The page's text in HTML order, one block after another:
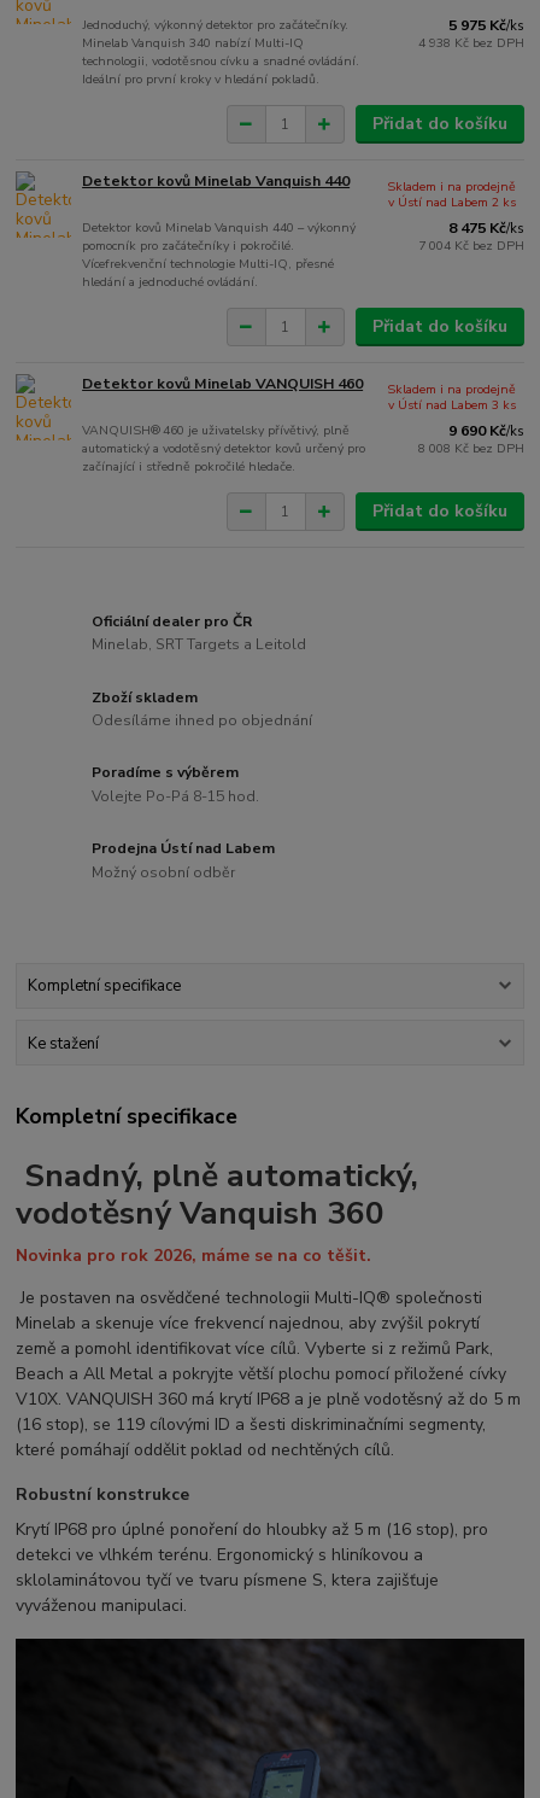
Jednoduchý, výkonný detektor pro začátečníky.
Minelab Vanquish 340 nabízí Multi-IQ
technologii, vodotěsnou cívku a snadné ovládání.
Ideální pro první kroky v hledání pokladů.
5 975 Kč/ks
4 938 Kč bez DPH
Přidat do košíku
Detektor kovů Minelab Vanquish 440
Detektor kovů Minelab Vanquish 440 – výkonný
pomocník pro začátečníky i pokročilé.
Vícefrekvenční technologie Multi-IQ, přesné
hledání a jednoduché ovládání.
8 475 Kč/ks
7 004 Kč bez DPH
Skladem i na prodejně
v Ústí nad Labem 2 ks
Přidat do košíku
Detektor kovů Minelab VANQUISH 460
VANQUISH® 460 je uživatelsky přívětivý, plně
automatický a vodotěsný detektor kovů určený pro
začínající i středně pokročilé hledače.
9 690 Kč/ks
8 008 Kč bez DPH
Skladem i na prodejně
v Ústí nad Labem 3 ks
Přidat do košíku
Oficiální dealer pro ČR
Minelab, SRT Targets a Leitold
Zboží skladem
Odesíláme ihned po objednání
Poradíme s výběrem
Volejte Po-Pá 8-15 hod.
Prodejna Ústí nad Labem
Možný osobní odběr
Kompletní specifikace
Ke stažení
Kompletní specifikace
Snadný, plně automatický,
vodotěsný Vanquish 360
Novinka pro rok 2026, máme se na co těšit.
Je postaven na osvědčené technologii Multi-IQ® společnosti
Minelab a skenuje více frekvencí najednou, aby zvýšil pokrytí
země a pomohl identifikovat více cílů. Vyberte si z režimů Park,
Beach a All Metal a pokryjte větší plochu pomocí přiložené cívky
V10X. VANQUISH 360 má krytí IP68 a je plně vodotěsný až do 5 m
(16 stop), se 119 cílovými ID a šesti diskriminačními segmenty,
které pomáhají oddělit poklad od nechtěných cílů.
Robustní konstrukce
Krytí IP68 pro úplné ponoření do hloubky až 5 m (16 stop), pro
detekci ve vlhkém terénu. Ergonomický s hliníkovou a
sklolaminátovou tyčí ve tvaru písmene S, ktera zajišťuje
vyváženou manipulaci.